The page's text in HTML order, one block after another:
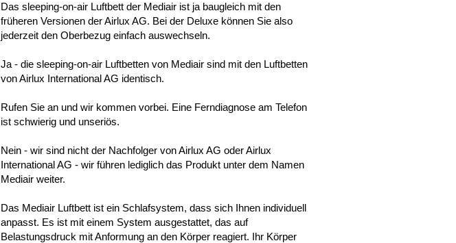
Das sleeping-on-air Luftbett der Mediair ist ja baugleich mit den
früheren Versionen der Airlux AG. Bei der Deluxe können Sie also
jederzeit den Oberbezug einfach auswechseln.
Ja - die sleeping-on-air Luftbetten von Mediair sind mit den Luftbetten
von Airlux International AG identisch.
Rufen Sie an und wir kommen vorbei. Eine Ferndiagnose am Telefon
ist schwierig und unseriös.
Nein - wir sind nicht der Nachfolger von Airlux AG oder Airlux
International AG - wir führen lediglich das Produkt unter dem Namen
Mediair weiter.
Das Mediair Luftbett ist ein Schlafsystem, dass sich Ihnen individuell
anpasst. Es ist mit einem System ausgestattet, das auf
Belastungsdruck mit Anformung an den Körper reagiert. Ihr Körper